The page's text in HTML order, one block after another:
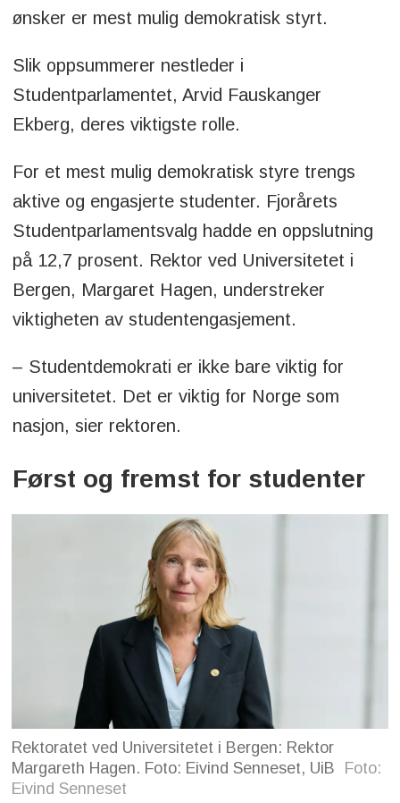
ønsker er mest mulig demokratisk styrt.
Slik oppsummerer nestleder i
Studentparlamentet, Arvid Fauskanger
Ekberg, deres viktigste rolle.
For et mest mulig demokratisk styre trengs
aktive og engasjerte studenter. Fjorårets
Studentparlamentsvalg hadde en oppslutning
på 12,7 prosent. Rektor ved Universitetet i
Bergen, Margaret Hagen, understreker
viktigheten av studentengasjement.
– Studentdemokrati er ikke bare viktig for
universitetet. Det er viktig for Norge som
nasjon, sier rektoren.
Først og fremst for studenter
Rektoratet ved Universitetet i Bergen: Rektor
Margareth Hagen. Foto: Eivind Senneset, UiB
Foto:
Eivind Senneset